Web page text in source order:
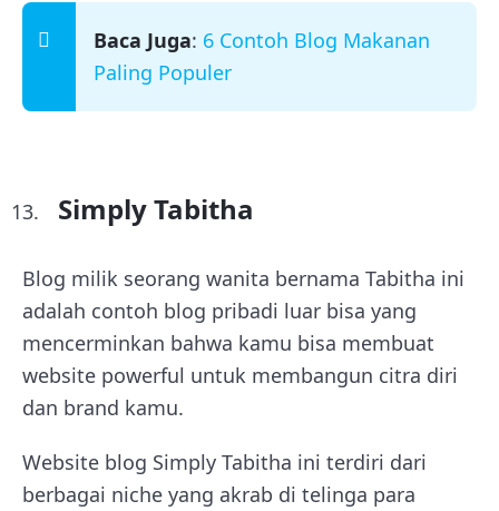
Baca Juga: 6 Contoh Blog Makanan
Paling Populer
Simply Tabitha
Blog milik seorang wanita bernama Tabitha ini
adalah contoh blog pribadi luar bisa yang
mencerminkan bahwa kamu bisa membuat
website powerful untuk membangun citra diri
dan brand kamu.
Website blog Simply Tabitha ini terdiri dari
berbagai niche yang akrab di telinga para